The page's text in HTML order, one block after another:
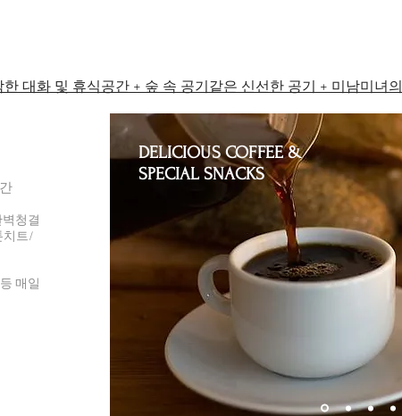
한 대화 및 휴식공간 +숲 속 공기같은 신선한 공기 +미남미녀
청결
치트/
매일
DELICIOUS COFFEE &
SPECIAL SNACKS